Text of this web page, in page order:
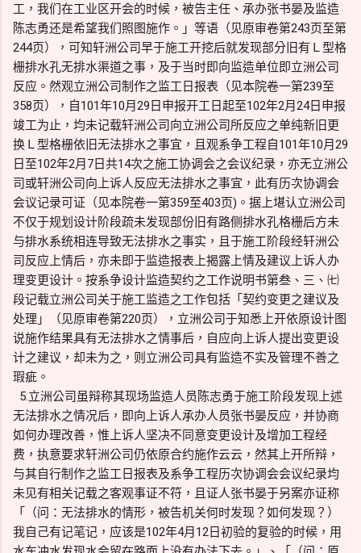
工，我们在工业区开会的时候，被告主任、承办张书晏及监造
陈志勇还是希望我们照图施作。」等语（见原审卷第243页至第
244页），可知轩洲公司早于施工开挖后就发现部分旧有Ｌ型格
栅排水孔无排水渠道之事，及于当时即向监造单位即立洲公司
反应。然观立洲公司制作之监工日报表（见本院卷一第239至
358页），自101年10月29日申报开工日起至102年2月24日申报
竣工为止，均未记载轩洲公司向立洲公司所反应之单纯新旧更
换Ｌ型格栅依旧无法排水之事宜，且观系争工程自101年10月29
日至102年2月7日共14次之施工协调会之会议纪录，亦无立洲公
司或轩洲公司向上诉人反应无法排水之事宜，此有历次协调会
会议记录可证（见本院卷一第359至403页)。据上堪认立洲公司
不仅于规划设计阶段疏未发现部份旧有路侧排水孔格栅后方未
与排水系统相连导致无法排水之事实，且于施工阶段经轩洲公
司反应上情后，亦未即于监造报表上揭露上情及建议上诉人办
理变更设计。按系争设计监造契约之工作说明书第叁、三、㈦
段记载立洲公司关于施工监造之工作包括「契约变更之建议及
处理」（见原审卷第220页），立洲公司于知悉上开依原设计图
说施作结果具有无法排水之情事后，自应向上诉人提出变更设
计之建议，却未为之，则立洲公司具有监造不实及管理不善之
瑕疵。
5.立洲公司虽辩称其现场监造人员陈志勇于施工阶段发现上述
无法排水之情况后，即向上诉人承办人员张书晏反应，并协商
如何办理改善，惟上诉人坚决不同意变更设计及增加工程经
费，执意要求轩洲公司仍依原合约施作云云，然其上开所辩，
与其自行制作之监工日报表及系争工程历次协调会会议纪录均
未见有相关记载之客观事证不符，且证人张书晏于另案亦证称
「（问：无法排水的情形，被告机关何时发现？如何发现？）
我自己有记笔记，应该是102年4月12日初验的复验的时候，用